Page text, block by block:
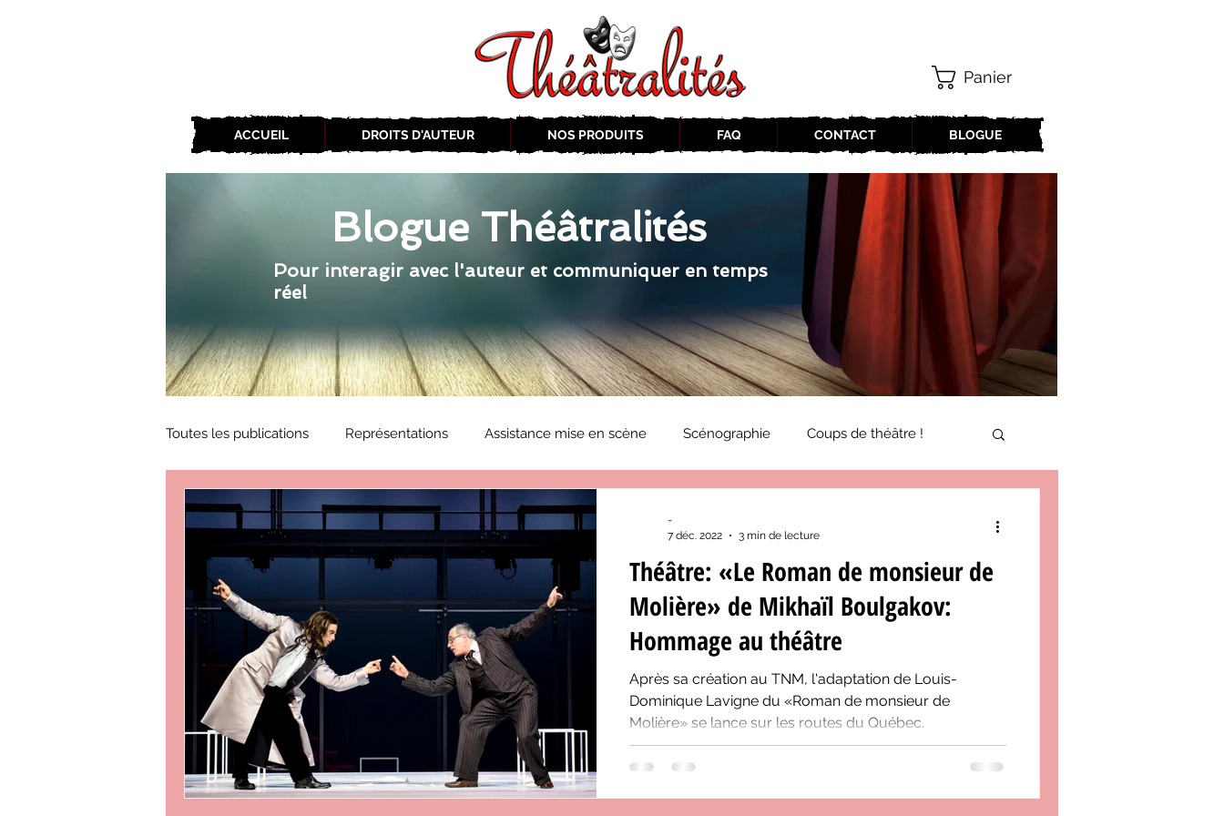
ACCUEIL DROITS D'AUTEUR NOS PRODUITS FAQ CONTACT BLOGUE
Panier
Blogue Théâtralités
Pour interagir avec l'auteur et communiquer en temps
réel
Toutes les publications Représentations Assistance mise en scène Scénographie Coups de théâtre !
Zone Culture ZoneCulture 2019-2020 Éphémérides du théâtre QC
ZoneCulture 2018-2019 ZoneCulture 2020-2021 Journal «BIENVENUE À BORD!» ZoneCulture 2021-2022
ZoneCulture 2022-2023 ZoneCulture 2023-2024 ZoneCulture 2024-2025 ZoneCulture 2025-2026
critique théâtre Rhinocéros ZoneCulture 2026-2027
Théâtre: «Le Roman de monsieur de
Molière» de Mikhaïl Boulgakov:
Hommage au théâtre
Après sa création au TNM, l'adaptation de Louis-
Dominique Lavigne du «Roman de monsieur de
Molière» se lance sur les routes du Québec.
-
7 déc. 2022
3 min de lecture